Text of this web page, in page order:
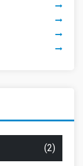
(2)